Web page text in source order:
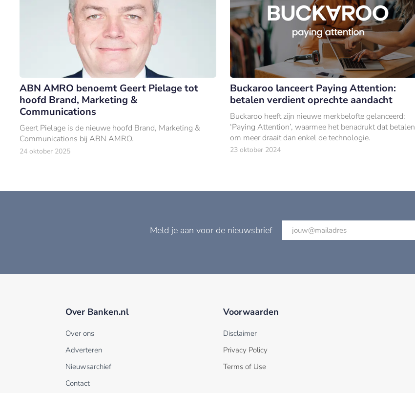
ABN AMRO benoemt Geert Pielage tot
hoofd Brand, Marketing &
Communications
Geert Pielage is de nieuwe hoofd Brand, Marketing &
Communications bij ABN AMRO.
24 oktober 2025
Buckaroo lanceert Paying Attention:
betalen verdient oprechte aandacht
Buckaroo heeft zijn nieuwe merkbelofte gelanceerd:
‘Paying Attention’, waarmee het benadrukt dat betalen
om meer draait dan enkel de technologie.
23 oktober 2024
Meld je aan voor de nieuwsbrief
Over Banken.nl
Over ons
Adverteren
Nieuwsarchief
Contact
Voorwaarden
Disclaimer
Privacy Policy
Terms of Use